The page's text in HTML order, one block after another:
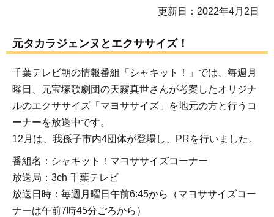
更新日：2022年4月2日
元タカラジェンヌとエクササイズ！
千葉テレビ朝の情報番組「シャキット！」では、毎週月
曜日、元宝塚歌劇団の天霧真世さんが考案したオリジナ
ルのエクササイズ「マヨササイズ」を地元の方と行うコ
ーナーを放送中です。
12月は、我孫子市内4団体が登場し、PRを行いました。
番組名：シャキット！マヨササイズコーナー
放送局：3ch 千葉テレビ
放送日時：毎週月曜日午前6:45から（マヨササイズコー
ナーは午前7時45分ごろから）